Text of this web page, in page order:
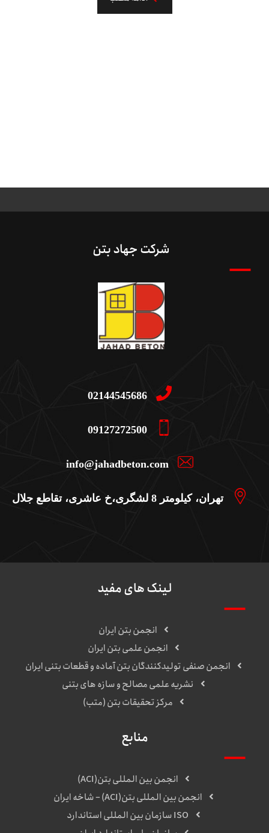
شرکت جهاد بتن
02144545686
09127272500
info@jahadbeton.com
تهران، کیلومتر 8 لشگری،خ عاشری، تقاطع جلال
لینک های مفید
انجمن بتن ایران
انجمن علمی بتن ایران
انجمن صنفی تولیدکنندگان بتن آماده و قطعات بتنی ایران
نشریه علمی مصالح و سازه های بتنی
مرکز تحقیقات بتن (متب)
منابع
انجمن بین المللی بتن(ACI)
انجمن بین المللی بتن(ACI) – شاخه ایران
ISO سازمان بین المللی استاندارد